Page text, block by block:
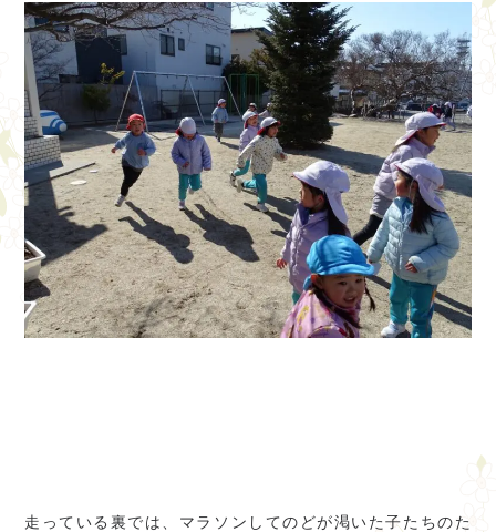
走っている裏では、マラソンしてのどが渇いた子たちのた